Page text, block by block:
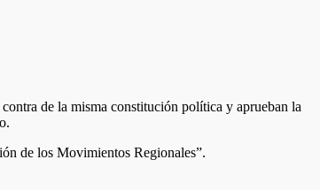
de la misma constitución política y aprueban la
de los Movimientos Regionales”.